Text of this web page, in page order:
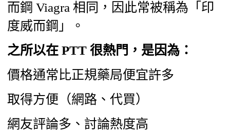
而鋼 Viagra 相同，因此常被稱為「印
度威而鋼」。
之所以在 PTT 很熱門，是因為：
價格通常比正規藥局便宜許多
取得方便（網路、代買）
網友評論多、討論熱度高